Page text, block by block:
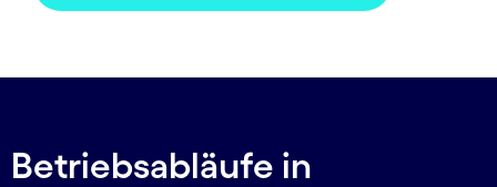
Betriebsabläufe in